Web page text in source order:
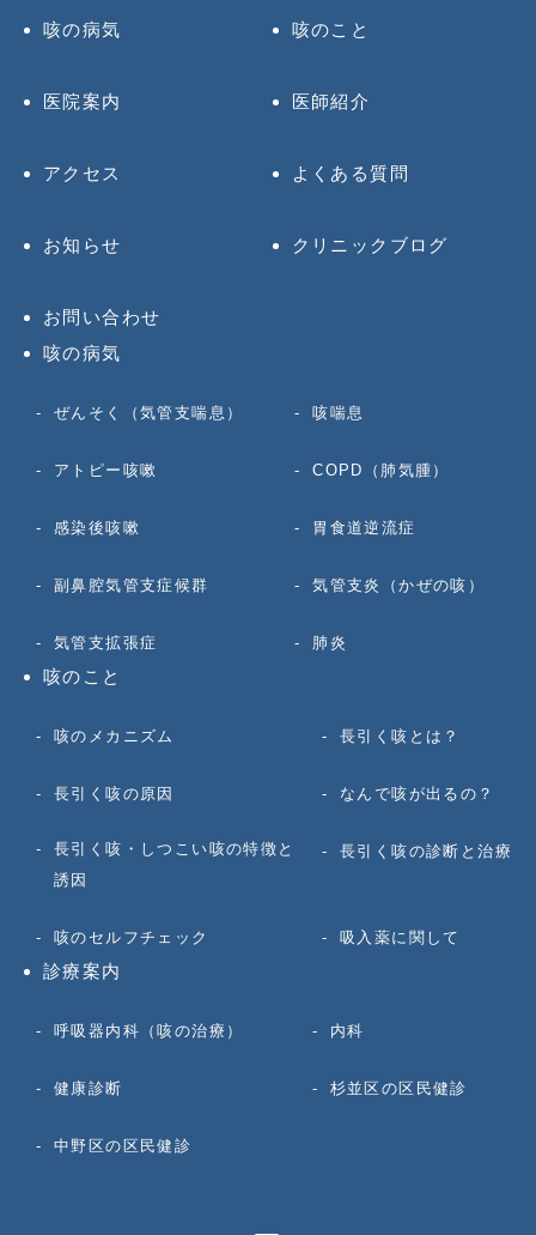
咳の病気 咳のこと
医院案内 医師紹介
アクセス よくある質問
お知らせ クリニックブログ
お問い合わせ
咳の病気
ぜんそく（気管支喘息） 咳喘息
アトピー咳嗽 COPD（肺気腫）
感染後咳嗽 胃食道逆流症
副鼻腔気管支症候群 気管支炎（かぜの咳）
気管支拡張症 肺炎
咳のこと
咳のメカニズム 長引く咳とは？
長引く咳の原因 なんで咳が出るの？
長引く咳・しつこい咳の特徴と
誘因
長引く咳の診断と治療
咳のセルフチェック 吸入薬に関して
診療案内
呼吸器内科（咳の治療） 内科
健康診断 杉並区の区民健診
中野区の区民健診